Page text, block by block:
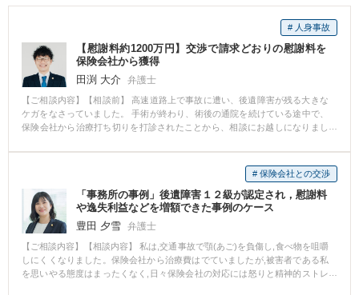
だ」と言い続けることで,多額のお金を請求しようとする事件も中にはありま
す。 ですので,内容をしっかり弁護士に相談されて対処されるのがよいと思い
ッセージのやりとりをしている画面のスクリーンショット、あわよくば夫が
それを認めている念書を獲得していただくようにお願いしました。これらは
慰謝料を払ってもらうための強力な武器になるからです。そして、それらの
証拠を確保した上で別居に踏み出していただくようにお願いし、調停を起こ
した上で婚姻費用を支払ってもらいながら手続を進めていくことをご提案し
ました。調停では「不貞」という法定離婚事由とその証拠があるため、有利
に交渉を進めることができました。結果、慰謝料と相場より高い養育費、財
産分与を獲得することができました。 【コメント】 相手方から有利な条件を
で話した時は不貞を認めていても、弁護士が入ったことを知ったことによっ
て相手方が身構えてしまい、不貞を否定するに至るということはよくありま
す。そこで、ご依頼いただいてもすぐには通知を発送せずに、まずは証拠を
獲得していただくことにしました。そうすることによって、離婚事由の確
保、慰謝料獲得の大きな武器を手に入れることができました。交渉を有利に
進めていくためには、このように戦略が必要とあなります。とても満足して
いただいたと感じています。
# 人身事故
【慰謝料約1200万円】交渉で請求どおりの慰謝料を
保険会社から獲得
田渕 大介 弁護士
【ご相談内容】【相談前】 高速道路上で事故に遭い、後遺障害が残る大きな
ケガをなさっていました。 手術が終わり、術後の通院を続けている途中で、
保険会社から治療打ち切りを打診されたことから、相談にお越しになりまし
だ分の休業補償を受け取っていないことなどが判明し、直ちに保険会社と交
渉を開始しました。 その結果、通院は最後まで保険の対象となり、休業補償
も得ることができ、その他、後遺障害の認定や慰謝料についても、全面的に
依頼者の請求どおりの内容で示談が成立しました。 【先生のコメント】 交通
事故の保険会社との交渉は、訴訟になればどのような結果となるかを見据え
て行わなければなりません。 本件でも、保険会社は、当初、依頼者の請求よ
りも低い金額での示談を打診してきましたが、訴訟になればこうなるはずだ
ということを弁護士から説明し、最終的には満額回答を得ることができまし
た。 弁護士特約を付けていれば、原則として自己負担なしで弁護士を選任で
きますので、ぜひ活用していただきたく思います。
# 保険会社との交渉
「事務所の事例」後遺障害１２級が認定され，慰謝料
や逸失利益などを増額できた事例のケース
豊田 夕雪 弁護士
【ご相談内容】【相談内容】 私は,交通事故で顎(あご)を負傷し,食べ物を咀嚼
しにくくなりました。保険会社から治療費はでていましたが,被害者である私
を思いやる態度はまったくなく,日々保険会社の対応には怒りと精神的ストレ